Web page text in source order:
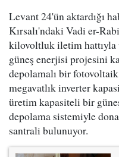
Levant 24'ün aktardığı
Kırsalı'ndaki Vadi er-
kilovoltluk iletim hattıyla
güneş enerjisi projesini
depolamalı bir
megavatlık inverter
üretim kapasiteli bir
depolama sistemiyle
santrali bulunuyor.